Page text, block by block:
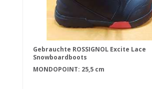
Gebrauchte ROSSIGNOL Excite Lace
Snowboardboots
MONDOPOINT: 25,5 cm